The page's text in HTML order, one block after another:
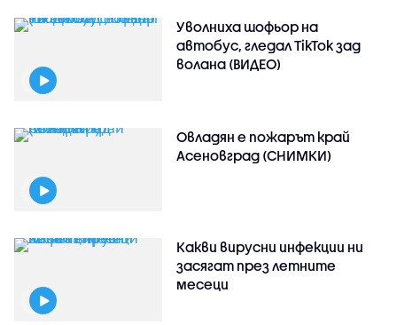
Уволниха шофьор на
автобус, гледал TikTok зад
волана (ВИДЕО)
Овладян е пожарът край
Асеновград (СНИМКИ)
Какви вирусни инфекции ни
засягат през летните
месеци